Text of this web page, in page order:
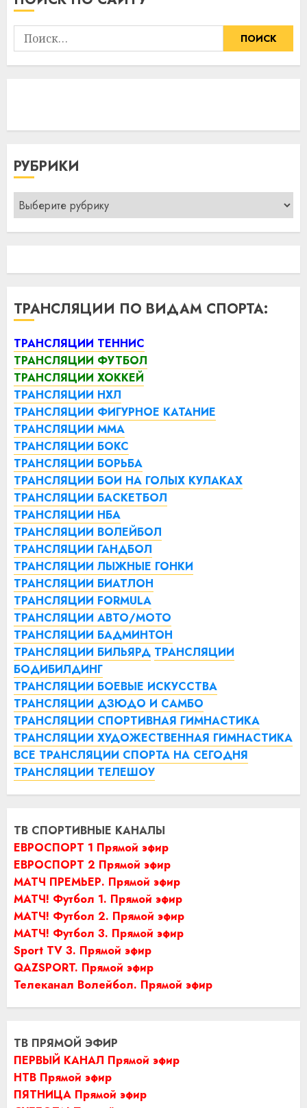
Найти:
РУБРИКИ
Рубрики
ТРАНСЛЯЦИИ ПО ВИДАМ СПОРТА:
ТРАНСЛЯЦИИ ТЕННИС
ТРАНСЛЯЦИИ ФУТБОЛ
ТРАНСЛЯЦИИ ХОККЕЙ
ТРАНСЛЯЦИИ НХЛ
ТРАНСЛЯЦИИ ФИГУРНОЕ КАТАНИЕ
ТРАНСЛЯЦИИ ММА
ТРАНСЛЯЦИИ БОКС
ТРАНСЛЯЦИИ БОРЬБА
ТРАНСЛЯЦИИ БОИ НА ГОЛЫХ КУЛАКАХ
ТРАНСЛЯЦИИ БАСКЕТБОЛ
ТРАНСЛЯЦИИ НБА
ТРАНСЛЯЦИИ ВОЛЕЙБОЛ
ТРАНСЛЯЦИИ ГАНДБОЛ
ТРАНСЛЯЦИИ ЛЫЖНЫЕ ГОНКИ
ТРАНСЛЯЦИИ БИАТЛОН
ТРАНСЛЯЦИИ FORMULA
ТРАНСЛЯЦИИ АВТО/МОТО
ТРАНСЛЯЦИИ БАДМИНТОН
ТРАНСЛЯЦИИ БИЛЬЯРД ТРАНСЛЯЦИИ
БОДИБИЛДИНГ
ТРАНСЛЯЦИИ БОЕВЫЕ ИСКУССТВА
ТРАНСЛЯЦИИ ДЗЮДО И САМБО
ТРАНСЛЯЦИИ СПОРТИВНАЯ ГИМНАСТИКА
ТРАНСЛЯЦИИ ХУДОЖЕСТВЕННАЯ ГИМНАСТИКА
ВСЕ ТРАНСЛЯЦИИ СПОРТА НА СЕГОДНЯ
ТРАНСЛЯЦИИ ТЕЛЕШОУ
ТВ СПОРТИВНЫЕ КАНАЛЫ
ЕВРОСПОРТ 1 Прямой эфир
ЕВРОСПОРТ 2 Прямой эфир
МАТЧ ПРЕМЬЕР. Прямой эфир
МАТЧ! Футбол 1. Прямой эфир
МАТЧ! Футбол 2. Прямой эфир
МАТЧ! Футбол 3. Прямой эфир
Sport TV 3. Прямой эфир
QAZSPORT. Прямой эфир
Телеканал Волейбол. Прямой эфир
ТВ ПРЯМОЙ ЭФИР
ПЕРВЫЙ КАНАЛ Прямой эфир
НТВ Прямой эфир
ПЯТНИЦА Прямой эфир